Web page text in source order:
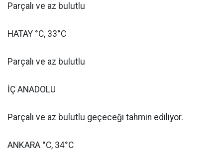
Parçalı ve az bulutlu
HATAY °C, 33°C
Parçalı ve az bulutlu
İÇ ANADOLU
Parçalı ve az bulutlu geçeceği tahmin ediliyor.
ANKARA °C, 34°C